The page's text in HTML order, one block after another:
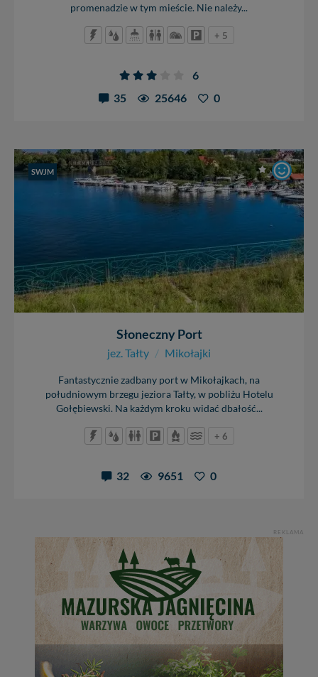
promenadzie w tym mieście. Nie należy...
+ 5
6
35
25646 0
SWJM
Słoneczny Port
jez. Tałty / Mikołajki
Fantastycznie zadbany port w Mikołajkach, na
południowym brzegu jeziora Tałty, w pobliżu Hotelu
Gołębiewski. Na każdym kroku widać dbałość...
+ 6
32 9651 0
REKLAMA